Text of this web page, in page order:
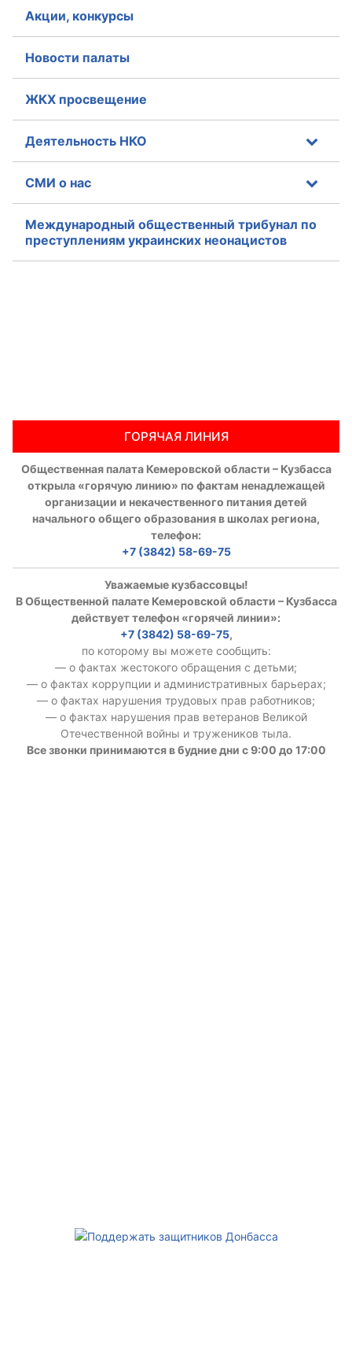
УСТАВ ГКУ “АППАРАТ ОП КО”
Акции, конкурсы
Новости палаты
ЖКХ просвещение
Деятельность НКО
СМИ о нас
Международный общественный трибунал по
преступлениям украинских неонацистов
ГОРЯЧАЯ ЛИНИЯ
Общественная палата Кемеровской области – Кузбасса
открыла «горячую линию» по фактам ненадлежащей
организации и некачественного питания детей
начального общего образования в школах региона,
телефон:
+7 (3842) 58-69-75
Уважаемые кузбассовцы!
В Общественной палате Кемеровской области – Кузбасса
действует телефон «горячей линии»:
+7 (3842) 58-69-75,
по которому вы можете сообщить:
— о фактах жестокого обращения с детьми;
— о фактах коррупции и административных барьерах;
— о фактах нарушения трудовых прав работников;
— о фактах нарушения прав ветеранов Великой
Отечественной войны и тружеников тыла.
Все звонки принимаются в будние дни с 9:00 до 17:00